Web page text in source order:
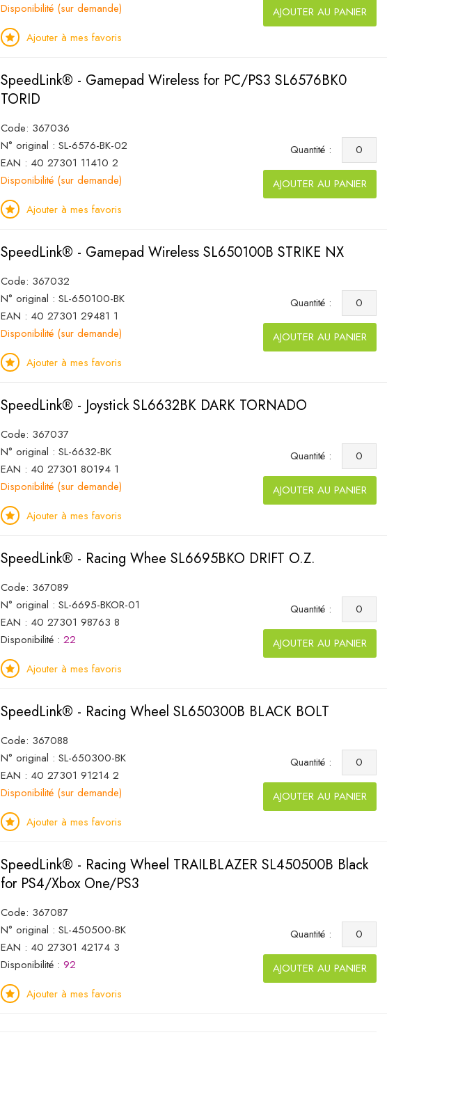
Disponibilité (sur demande)
Ajouter à mes favoris
AJOUTER AU PANIER
SpeedLink® - Gamepad Wireless for PC/PS3 SL6576BK0
TORID
Code: 367036
N° original : SL-6576-BK-02
EAN : 40 27301 11410 2
Disponibilité (sur demande)
Ajouter à mes favoris
Quantité :
AJOUTER AU PANIER
SpeedLink® - Gamepad Wireless SL650100B STRIKE NX
Code: 367032
N° original : SL-650100-BK
EAN : 40 27301 29481 1
Disponibilité (sur demande)
Ajouter à mes favoris
Quantité :
AJOUTER AU PANIER
SpeedLink® - Joystick SL6632BK DARK TORNADO
Code: 367037
N° original : SL-6632-BK
EAN : 40 27301 80194 1
Disponibilité (sur demande)
Ajouter à mes favoris
Quantité :
AJOUTER AU PANIER
SpeedLink® - Racing Whee SL6695BKO DRIFT O.Z.
Code: 367089
N° original : SL-6695-BKOR-01
EAN : 40 27301 98763 8
Disponibilité : 22
Ajouter à mes favoris
Quantité :
AJOUTER AU PANIER
SpeedLink® - Racing Wheel SL650300B BLACK BOLT
Code: 367088
N° original : SL-650300-BK
EAN : 40 27301 91214 2
Disponibilité (sur demande)
Ajouter à mes favoris
Quantité :
AJOUTER AU PANIER
SpeedLink® - Racing Wheel TRAILBLAZER SL450500B Black
for PS4/Xbox One/PS3
Code: 367087
N° original : SL-450500-BK
EAN : 40 27301 42174 3
Disponibilité : 92
Ajouter à mes favoris
Quantité :
AJOUTER AU PANIER